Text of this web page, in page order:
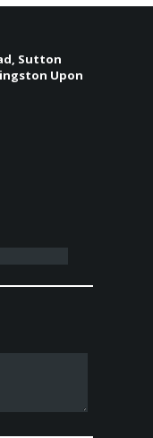
Sutton
Upon